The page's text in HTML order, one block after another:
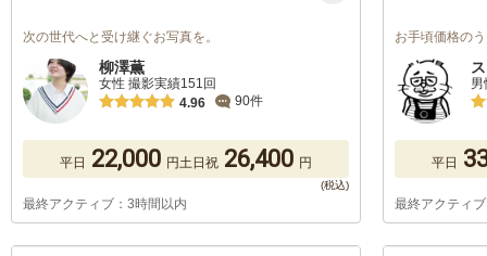
次の世代へと受け継ぐお写真を。
柳澤薫
女性 撮影実績151回
4.96
90件
平日 22,000 円土日祝 26,400 円
最終アクティブ：3時間以内
お手頃価格の
平日
最終アクティ